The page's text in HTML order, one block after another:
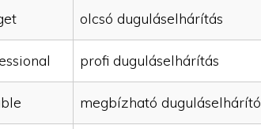
olcsó duguláselhárítás
profi duguláselhárítás
megbízható duguláselhárító